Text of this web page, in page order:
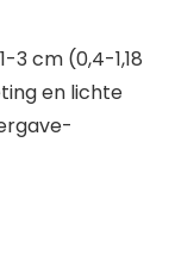
3 cm (0,4-1,18
en lichte